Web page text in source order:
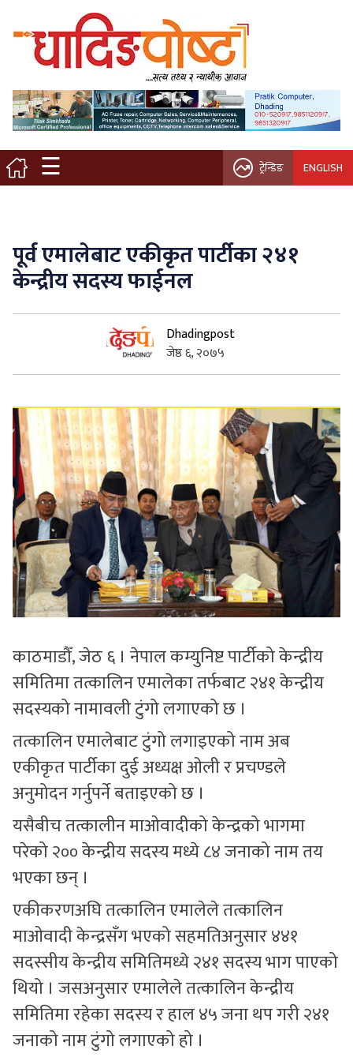
☰
मुख्य पृष्ठ
स्थानीय समाचार
विचार / ब्लग
नगर/गाउँ पालिका
कृषि/सहकारी
साहित्य / संस्कृति
सुचनाहरु
स्वास्थ्य
भिडियो
ट्रेन्डिङ ENGLISH
पूर्व एमालेबाट एकीकृत पार्टीका २४१
केन्द्रीय सदस्य फाईनल
Dhadingpost
जेष्ठ ६, २०७५
काठमाडौँ, जेठ ६ । नेपाल कम्युनिष्ट पार्टीको केन्द्रीय
समितिमा तत्कालिन एमालेका तर्फबाट २४१ केन्द्रीय
सदस्यको नामावली टुंगो लगाएको छ ।
तत्कालिन एमालेबाट टुंगो लगाइएको नाम अब
एकीकृत पार्टीका दुई अध्यक्ष ओली र प्रचण्डले
अनुमोदन गर्नुपर्ने बताइएको छ ।
यसैबीच तत्कालीन माओवादीको केन्द्रको भागमा
परेको २०० केन्द्रीय सदस्य मध्ये ८४ जनाको नाम तय
भएका छन् ।
एकीकरणअघि तत्कालिन एमालेले तत्कालिन
माओवादी केन्द्रसँग भएको सहमतिअनुसार ४४१
सदस्सीय केन्द्रीय समितिमध्ये २४१ सदस्य भाग पाएको
थियो । जसअनुसार एमालेले तत्कालिन केन्द्रीय
समितिमा रहेका सदस्य र हाल ४५ जना थप गरी २४१
जनाको नाम टुंगो लगाएको हो ।